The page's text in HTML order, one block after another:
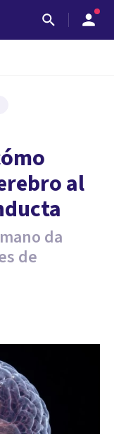
al
da
de